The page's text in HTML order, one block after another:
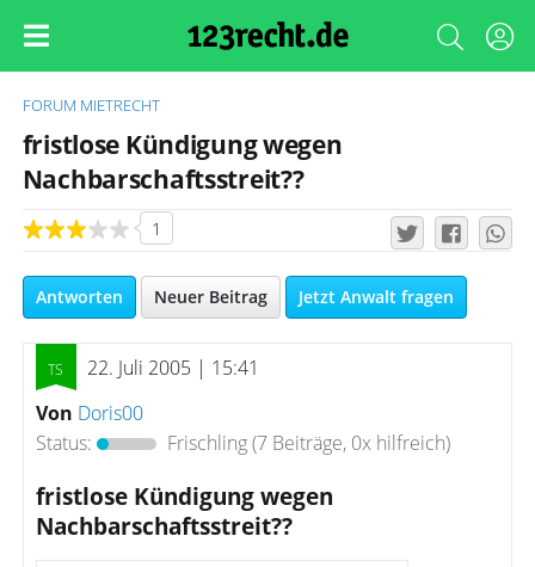
FORUM MIETRECHT
fristlose Kündigung wegen
Nachbarschaftsstreit??
1
Antworten Neuer Beitrag Jetzt Anwalt fragen
22. Juli 2005 | 15:41
Von Doris00
Status:
Frischling(7 Beiträge, 0x hilfreich)
fristlose Kündigung wegen
Nachbarschaftsstreit??